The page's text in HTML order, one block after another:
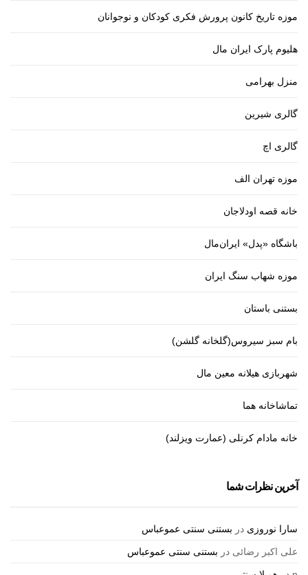
موزه تاریخ کانون پرورش فکری کودکان و نوجوانان
هلیوم پارک ایران مال
منزل بهرامی
گالری شیرین
گالری اچ
موزه تهران الف
خانه قصه اودلاجان
باشگاه «پدل» ایران‌مال
موزه شهاب سنگ ایران
بستنی باستان
بام سبز سیروس(گلخانه گلشن)
شهربازی هیلانه معین مال
تماشاخانه هما
خانه مادام کرنلی (عمارت ویزلند)
آخرین نظرات شما
سارا نوروزی در بستنی سنتی عموعباس
علی اکبر رضائی در بستنی سنتی عموعباس